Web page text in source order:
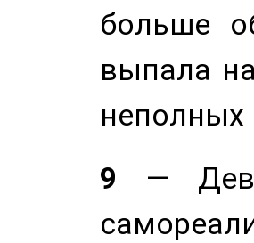
больше
выпала
9 —